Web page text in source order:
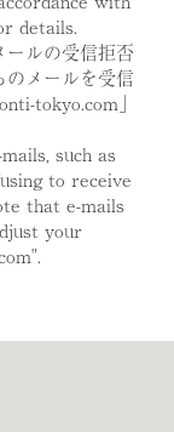
details.
ールの受信拒否
のメールを受信
tokyo.com」
such as
to receive
that e-mails
your